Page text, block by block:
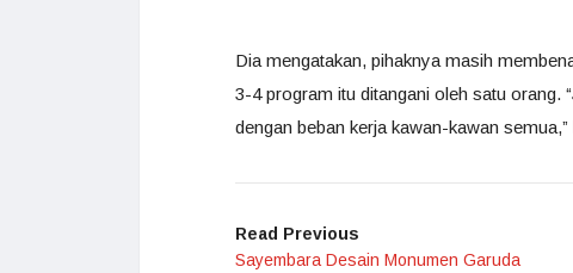
Dia mengatakan, pihaknya masih
3-4 program itu ditangani oleh satu orang.
dengan beban kerja kawan-kawan semua,”
Read Previous
Sayembara Desain Monumen Garuda